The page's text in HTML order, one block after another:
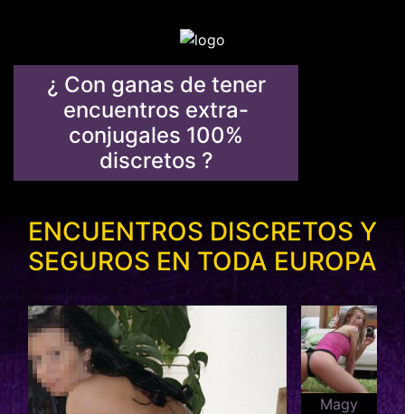
¿ Con ganas de tener
encuentros extra-
conjugales 100%
discretos ?
ENCUENTROS DISCRETOS Y
SEGUROS EN TODA EUROPA
Magy